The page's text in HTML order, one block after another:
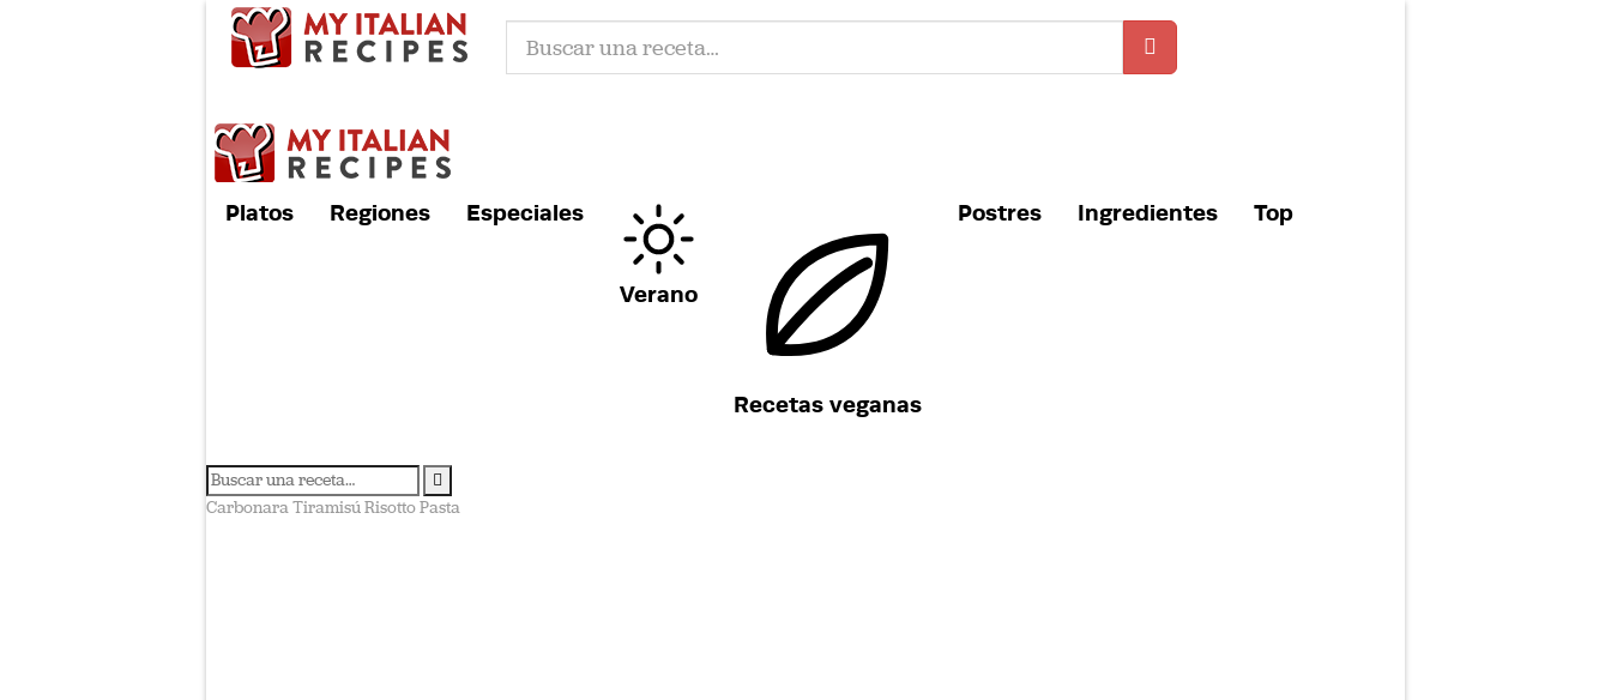
Platos Regiones Especiales
Verano
Recetas veganas
Postres Ingredientes Top
CarbonaraTiramisúRisottoPasta